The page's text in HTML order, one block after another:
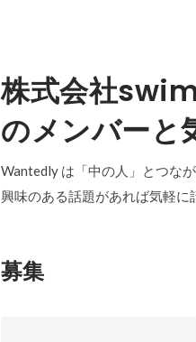
株式会社
のメンバーと
Wantedly は「中の人」とつなが
興味のある話題があれば気軽に
募集